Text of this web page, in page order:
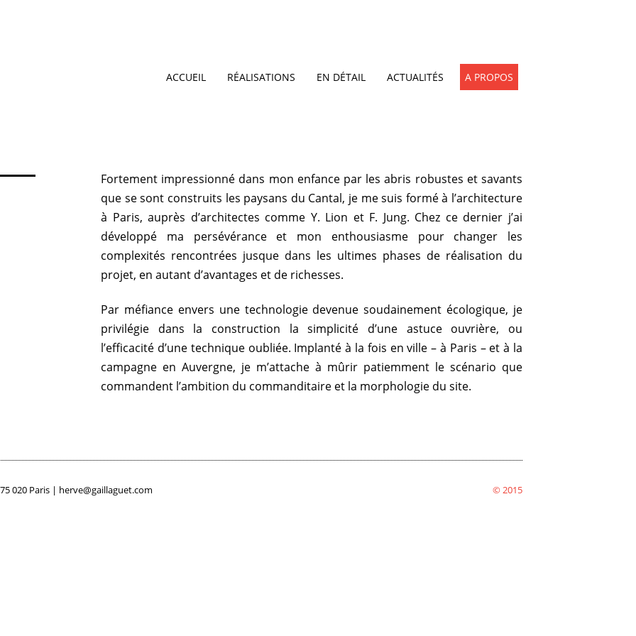
ACCUEIL RÉALISATIONS EN DÉTAIL ACTUALITÉS A PROPOS
Fortement impressionné dans mon enfance par les abris robustes et savants
que se sont construits les paysans du Cantal, je me suis formé à l’architecture
à Paris, auprès d’architectes comme Y. Lion et F. Jung. Chez ce dernier j’ai
développé ma persévérance et mon enthousiasme pour changer les
complexités rencontrées jusque dans les ultimes phases de réalisation du
projet, en autant d’avantages et de richesses.
Par méfiance envers une technologie devenue soudainement écologique, je
privilégie dans la construction la simplicité d’une astuce ouvrière, ou
l’efficacité d’une technique oubliée. Implanté à la fois en ville – à Paris – et à la
campagne en Auvergne, je m’attache à mûrir patiemment le scénario que
commandent l’ambition du commanditaire et la morphologie du site.
020 Paris | herve@gaillaguet.com © 2015